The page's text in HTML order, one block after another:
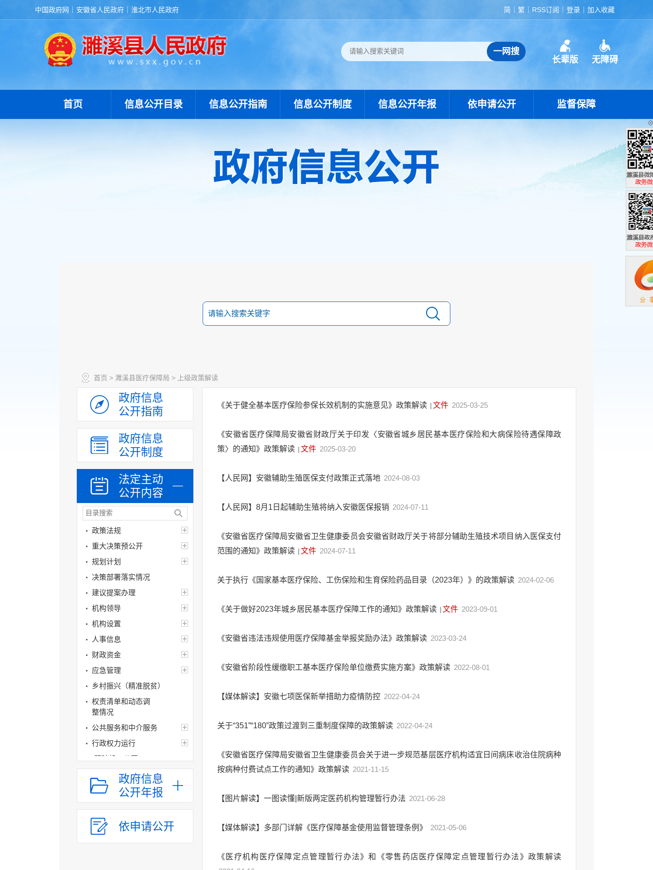
中国政府网 安徽省人民政府 淮北市人民政府 简 繁 RSS订阅 登录 加入收藏
长辈版 无障碍
首页 信息公开目录 信息公开指南 信息公开制度 信息公开年报 依申请公开 监督保障
首页 > 濉溪县医疗保障局 > 上级政策解读
政府信息
公开指南
政府信息
公开制度
法定主动
公开内容
政策法规
重大决策预公开
规划计划
决策部署落实情况
建议提案办理
机构领导
机构设置
人事信息
财政资金
应急管理
乡村振兴（精准脱贫）
权责清单和动态调
整情况
公共服务和中介服务
行政权力运行
“双随机一公开”
网上政务服务
招标采购
上级政策解读
本级政策解读
政府信息
公开年报
依申请公开
《关于健全基本医疗保险参保长效机制的实施意见》政策解读 |文件 2025-03-25
《安徽省医疗保障局安徽省财政厅关于印发〈安徽省城乡居民基本医疗保险和大病保险待遇保障政
策〉的通知》政策解读 |文件 2025-03-20
【人民网】安徽辅助生殖医保支付政策正式落地 2024-08-03
【人民网】8月1日起辅助生殖将纳入安徽医保报销 2024-07-11
《安徽省医疗保障局安徽省卫生健康委员会安徽省财政厅关于将部分辅助生殖技术项目纳入医保支付
范围的通知》政策解读 |文件 2024-07-11
关于执行《国家基本医疗保险、工伤保险和生育保险药品目录（2023年）》的政策解读 2024-02-06
《关于做好2023年城乡居民基本医疗保障工作的通知》政策解读 |文件 2023-09-01
《安徽省违法违规使用医疗保障基金举报奖励办法》政策解读 2023-03-24
《安徽省阶段性缓缴职工基本医疗保险单位缴费实施方案》政策解读 2022-08-01
【媒体解读】安徽七项医保新举措助力疫情防控 2022-04-24
关于“351”“180”政策过渡到三重制度保障的政策解读 2022-04-24
《安徽省医疗保障局安徽省卫生健康委员会关于进一步规范基层医疗机构适宜日间病床收治住院病种
按病种付费试点工作的通知》政策解读 2021-11-15
【图片解读】一图读懂|新版两定医药机构管理暂行办法 2021-06-28
【媒体解读】多部门详解《医疗保障基金使用监督管理条例》 2021-05-06
《医疗机构医疗保障定点管理暂行办法》和《零售药店医疗保障定点管理暂行办法》政策解读
濉溪县政
政务微博
濉溪县政
政务微信